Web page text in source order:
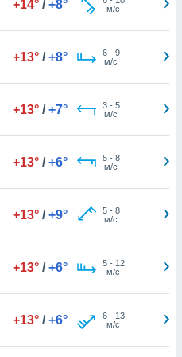
+14° / +8°
м/с
+13° / +8° 6- 9
м/с
+13° / +7° 3- 5
м/с
+13° / +6° 5- 8
м/с
+13° / +9° 5- 8
м/с
+13° / +6° 5- 12
м/с
+13° / +6° 6- 13
м/с